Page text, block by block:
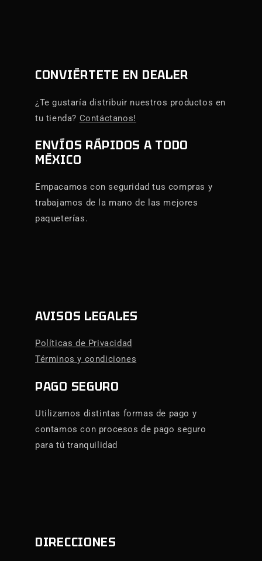
CONVIÉRTETE EN DEALER
¿Te gustaría distribuir nuestros productos en
tu tienda? Contáctanos!
ENVÍOS RÁPIDOS A TODO
MÉXICO
Empacamos con seguridad tus compras y
trabajamos de la mano de las mejores
paqueterías.
AVISOS LEGALES
Políticas de Privacidad
Términos y condiciones
PAGO SEGURO
Utilizamos distintas formas de pago y
contamos con procesos de pago seguro
para tú tranquilidad
DIRECCIONES